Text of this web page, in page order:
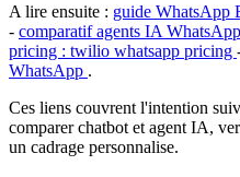
A lire ensuite : guide WhatsApp
- comparatif agents IA WhatsApp
pricing : twilio whatsapp pricing
WhatsApp .
Ces liens couvrent l'intention
comparer chatbot et agent IA,
un cadrage personnalise.